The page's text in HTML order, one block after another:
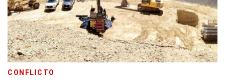
CONFLICTO